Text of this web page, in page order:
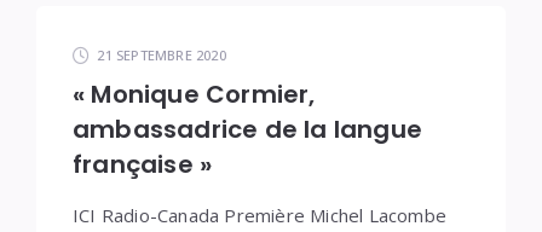
21 SEPTEMBRE 2020
« Monique Cormier,
ambassadrice de la langue
française »
ICI Radio-Canada Première Michel Lacombe